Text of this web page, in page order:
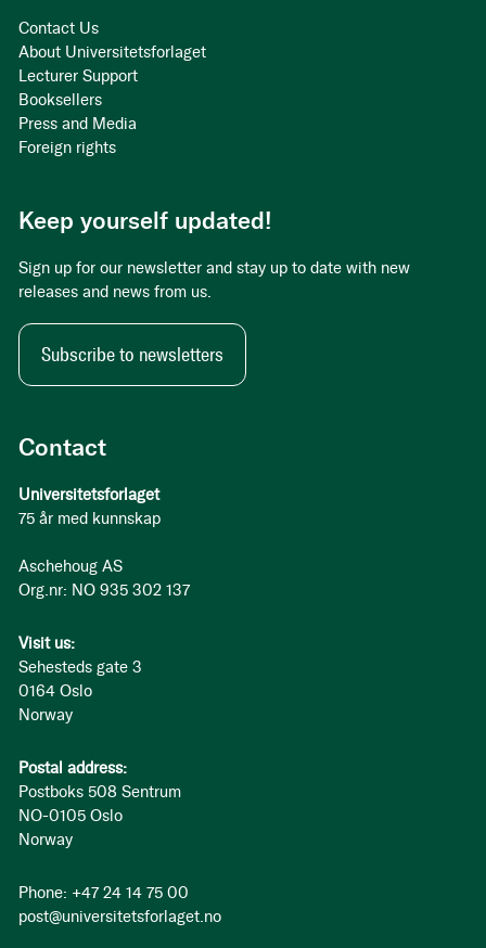
Contact
Universitetsforlaget
75 år med kunnskap
Aschehoug AS
Org.nr: NO 935 302 137
Visit us:
Sehesteds gate 3
0164 Oslo
Norway
Postal address:
Postboks 508 Sentrum
NO-0105 Oslo
Norway
Phone: +47 24 14 75 00
post@universitetsforlaget.no
Contact Us
About Universitetsforlaget
Lecturer Support
Booksellers
Press and Media
Foreign rights
Keep yourself updated!
Sign up for our newsletter and stay up to date with new
releases and news from us.
Subscribe to newsletters